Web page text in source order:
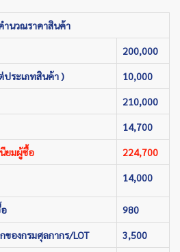
ำนวณราคาสินค้า
200,000
ประเภทสินค้า ) 10,000
210,000
14,700
ยมผู้ซื้อ 224,700
14,000
980
ของกรมศุลกากร/LOT 3,500